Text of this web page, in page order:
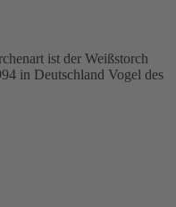
ist der Weißstorch
in Deutschland Vogel des